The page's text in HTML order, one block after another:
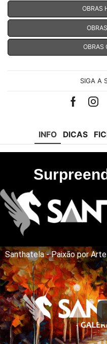
OBRAS
OBRAS
SIGA A
INFO DICAS
Santhatela - Paixão por Arte